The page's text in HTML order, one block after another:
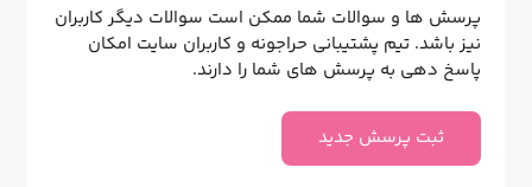
پرسش ها و سوالات شما ممکن است سوالات دیگر کاربران
نیز باشد. تیم پشتیبانی حراجونه و کاربران سایت امکان
پاسخ دهی به پرسش های شما را دارند.
ثبت پرسش جدید